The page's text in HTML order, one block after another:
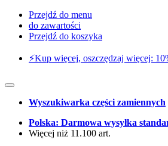
Przejdź do menu
do zawartości
Przejdź do koszyka
⚡️Kup więcej, oszczędzaj więcej:
Wyszukiwarka części zamiennych
Polska: Darmowa wysyłka
Więcej niż 11.100 art.